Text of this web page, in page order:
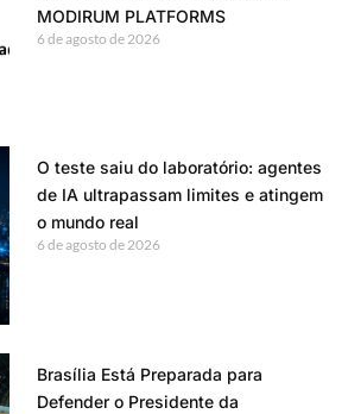
MODIRUM PLATFORMS
6 de agosto de 2026
O teste saiu do laboratório: agentes
de IA ultrapassam limites e atingem
o mundo real
6 de agosto de 2026
Brasília Está Preparada para
Defender o Presidente da